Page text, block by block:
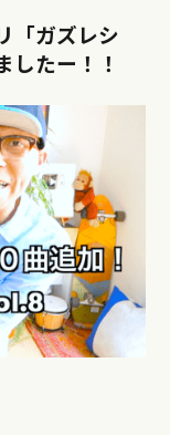
「ガズレシ
したー！！